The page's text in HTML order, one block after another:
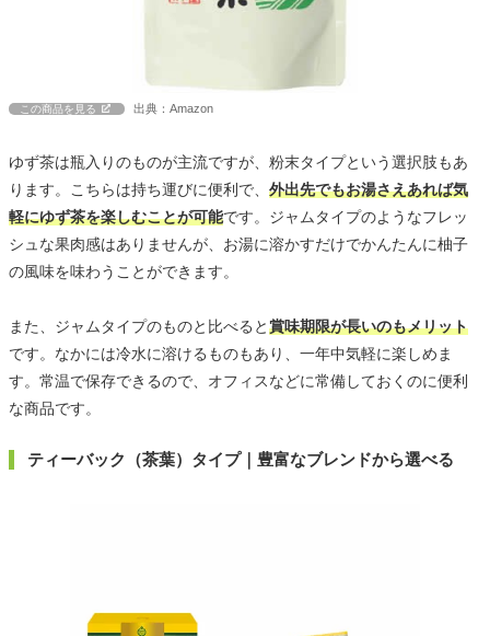
この商品を見る 出典：Amazon
ゆず茶は瓶入りのものが主流ですが、粉末タイプという選択肢もあ
ります。こちらは持ち運びに便利で、 外出先でもお湯さえあれば気
軽にゆず茶を楽しむことが可能です。ジャムタイプのようなフレッ
シュな果肉感はありませんが、お湯に溶かすだけでかんたんに柚子
の風味を味わうことができます。
また、ジャムタイプのものと比べると賞味期限が長いのもメリット
です。なかには冷水に溶けるものもあり、一年中気軽に楽しめま
す。常温で保存できるので、オフィスなどに常備しておくのに便利
な商品です。
ティーバック（茶葉）タイプ｜豊富なブレンドから選べる